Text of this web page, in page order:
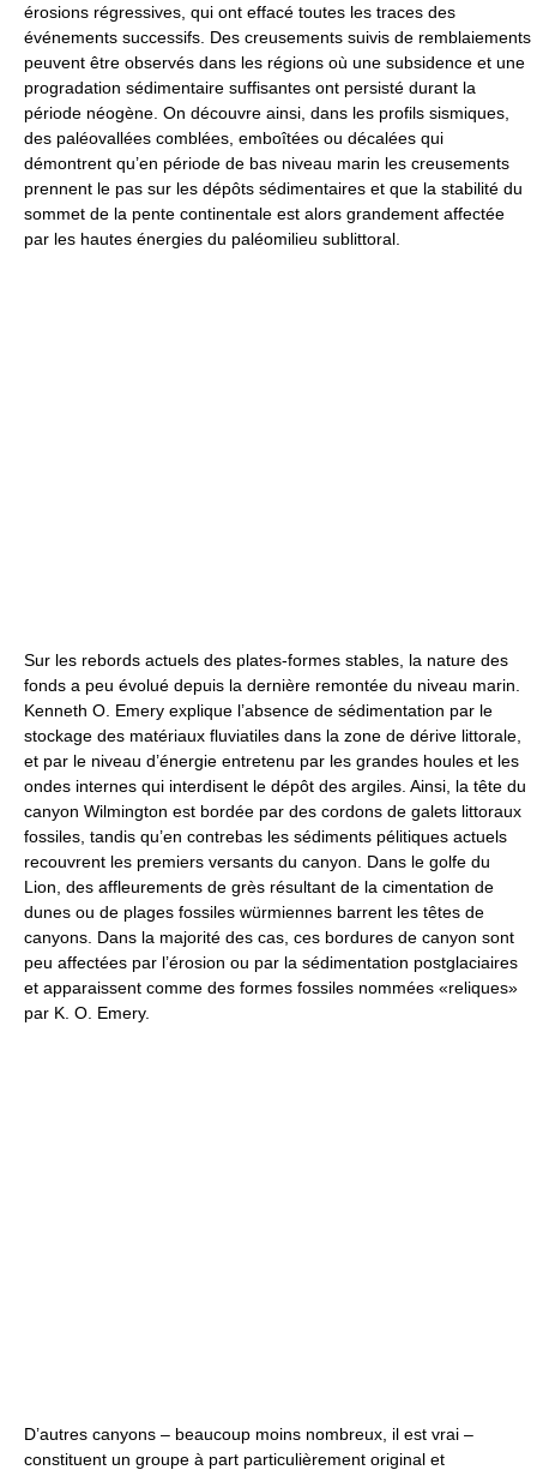
érosions régressives, qui ont effacé toutes les traces des
événements successifs. Des creusements suivis de remblaiements
peuvent être observés dans les régions où une subsidence et une
progradation sédimentaire suffisantes ont persisté durant la
période néogène. On découvre ainsi, dans les profils sismiques,
des paléovallées comblées, emboîtées ou décalées qui
démontrent qu’en période de bas niveau marin les creusements
prennent le pas sur les dépôts sédimentaires et que la stabilité du
sommet de la pente continentale est alors grandement affectée
par les hautes énergies du paléomilieu sublittoral.
Sur les rebords actuels des plates-formes stables, la nature des
fonds a peu évolué depuis la dernière remontée du niveau marin.
Kenneth O. Emery explique l’absence de sédimentation par le
stockage des matériaux fluviatiles dans la zone de dérive littorale,
et par le niveau d’énergie entretenu par les grandes houles et les
ondes internes qui interdisent le dépôt des argiles. Ainsi, la tête du
canyon Wilmington est bordée par des cordons de galets littoraux
fossiles, tandis qu’en contrebas les sédiments pélitiques actuels
recouvrent les premiers versants du canyon. Dans le golfe du
Lion, des affleurements de grès résultant de la cimentation de
dunes ou de plages fossiles würmiennes barrent les têtes de
canyons. Dans la majorité des cas, ces bordures de canyon sont
peu affectées par l’érosion ou par la sédimentation postglaciaires
et apparaissent comme des formes fossiles nommées «reliques»
par K. O. Emery.
D’autres canyons – beaucoup moins nombreux, il est vrai –
constituent un groupe à part particulièrement original et